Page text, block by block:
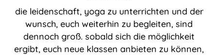
die leidenschaft, yoga zu unterrichten und der
wunsch, euch weiterhin zu begleiten, sind
dennoch groß. sobald sich die möglichkeit
ergibt, euch neue klassen anbieten zu können,